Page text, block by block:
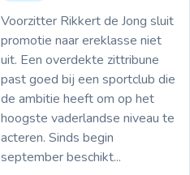
Rugby Club
Spakenburg heeft
overdekte zittribune
Voorzitter Rikkert de Jong sluit
promotie naar ereklasse niet
uit. Een overdekte zittribune
past goed bij een sportclub die
de ambitie heeft om op het
hoogste vaderlandse niveau te
acteren. Sinds begin
september beschikt...